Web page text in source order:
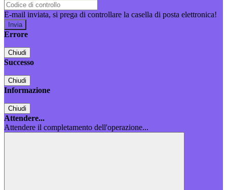
E-mail inviata, si prega di controllare la casella di posta elettronica!
Errore
Chiudi
Successo
Chiudi
Informazione
Chiudi
Attendere...
Attendere il completamento dell'operazione...